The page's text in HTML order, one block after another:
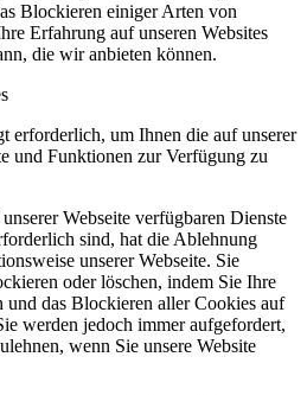
Blockieren einiger Arten von
Erfahrung auf unseren Websites
die wir anbieten können.
erforderlich, um Ihnen die auf unserer
und Funktionen zur Verfügung zu
Webseite verfügbaren Dienste
sind, hat die Ablehnung
unserer Webseite. Sie
oder löschen, indem Sie Ihre
und das Blockieren aller Cookies auf
werden jedoch immer aufgefordert,
wenn Sie unsere Website